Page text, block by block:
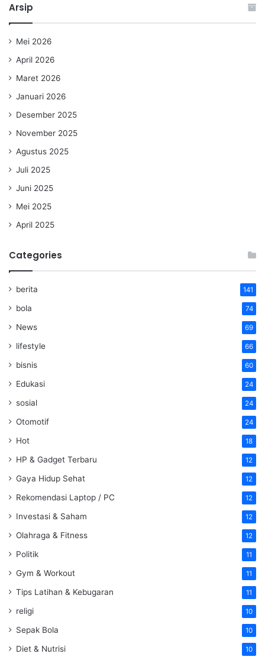
Arsip
Mei 2026
April 2026
Maret 2026
Januari 2026
Desember 2025
November 2025
Agustus 2025
Juli 2025
Juni 2025
Mei 2025
April 2025
Categories
berita 141
bola 74
News 69
lifestyle 66
bisnis 60
Edukasi 24
sosial 24
Otomotif 24
Hot 18
HP & Gadget Terbaru 12
Gaya Hidup Sehat 12
Rekomendasi Laptop / PC 12
Investasi & Saham 12
Olahraga & Fitness 12
Politik 11
Gym & Workout 11
Tips Latihan & Kebugaran 11
religi 10
Sepak Bola 10
Diet & Nutrisi 10